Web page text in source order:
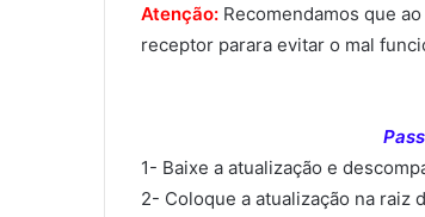
Atenção: Recomendamos que
receptor parara evitar o mal
1- Baixe a atualização e
2- Coloque a atualização na raiz